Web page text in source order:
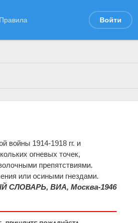
Правила Войти
войны 1914-1918 гг. и
огневых точек,
препятствиями.
или осиными гнездами.
ВИА, Москва-1946